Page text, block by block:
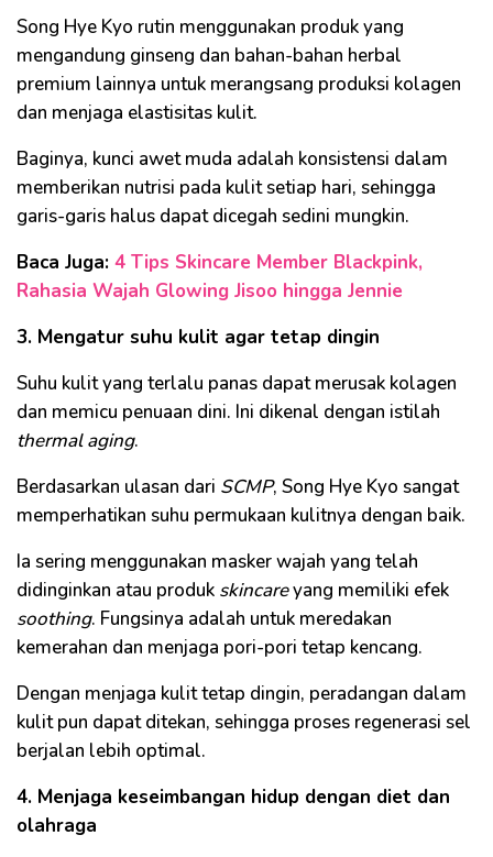
Song Hye Kyo rutin menggunakan produk yang
mengandung ginseng dan bahan-bahan herbal
premium lainnya untuk merangsang produksi kolagen
dan menjaga elastisitas kulit.
Baginya, kunci awet muda adalah konsistensi dalam
memberikan nutrisi pada kulit setiap hari, sehingga
garis-garis halus dapat dicegah sedini mungkin.
Baca Juga: 4 Tips Skincare Member Blackpink,
Rahasia Wajah Glowing Jisoo hingga Jennie
3. Mengatur suhu kulit agar tetap dingin
Suhu kulit yang terlalu panas dapat merusak kolagen
dan memicu penuaan dini. Ini dikenal dengan istilah
thermal aging.
Berdasarkan ulasan dari SCMP, Song Hye Kyo sangat
memperhatikan suhu permukaan kulitnya dengan baik.
Ia sering menggunakan masker wajah yang telah
didinginkan atau produk skincareyang memiliki efek
soothing. Fungsinya adalah untuk meredakan
kemerahan dan menjaga pori-pori tetap kencang.
Dengan menjaga kulit tetap dingin, peradangan dalam
kulit pun dapat ditekan, sehingga proses regenerasi sel
berjalan lebih optimal.
4. Menjaga keseimbangan hidup dengan diet dan
olahraga